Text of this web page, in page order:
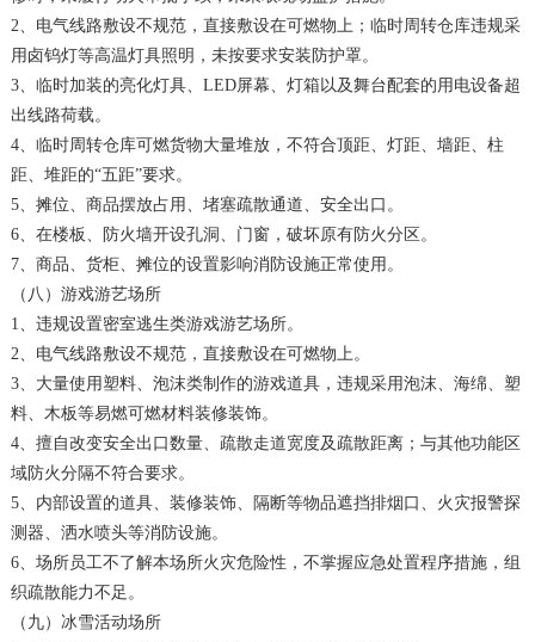
2、电气线路敷设不规范，直接敷设在可燃物上；临时周转仓库违规采
用卤钨灯等高温灯具照明，未按要求安装防护罩。
3、临时加装的亮化灯具、LED屏幕、灯箱以及舞台配套的用电设备超
出线路荷载。
4、临时周转仓库可燃货物大量堆放，不符合顶距、灯距、墙距、柱
距、堆距的“五距”要求。
5、摊位、商品摆放占用、堵塞疏散通道、安全出口。
6、在楼板、防火墙开设孔洞、门窗，破坏原有防火分区。
7、商品、货柜、摊位的设置影响消防设施正常使用。
（八）游戏游艺场所
1、违规设置密室逃生类游戏游艺场所。
2、电气线路敷设不规范，直接敷设在可燃物上。
3、大量使用塑料、泡沫类制作的游戏道具，违规采用泡沫、海绵、塑
料、木板等易燃可燃材料装修装饰。
4、擅自改变安全出口数量、疏散走道宽度及疏散距离；与其他功能区
域防火分隔不符合要求。
5、内部设置的道具、装修装饰、隔断等物品遮挡排烟口、火灾报警探
测器、洒水喷头等消防设施。
6、场所员工不了解本场所火灾危险性，不掌握应急处置程序措施，组
织疏散能力不足。
（九）冰雪活动场所